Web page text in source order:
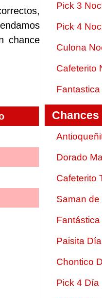
chance
Pick 3
Pick 4
Culona
Cafeterito
Chances
Dorado
Cafeterito
Saman de
Fantástica
Paisita Día
Chontico
Pick 4 Día